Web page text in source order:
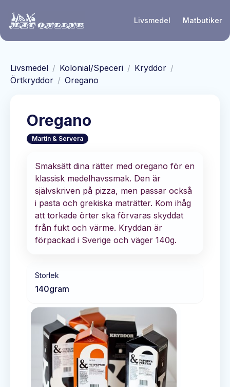
Livsmedel Matbutiker
Livsmedel / Kolonial/Speceri / Kryddor /
Örtkryddor / Oregano
Oregano
Martin & Servera
Smaksätt dina rätter med oregano för en
klassisk medelhavssmak. Den är
självskriven på pizza, men passar också
i pasta och grekiska maträtter. Kom ihåg
att torkade örter ska förvaras skyddat
från fukt och värme. Kryddan är
förpackad i Sverige och väger 140g.
Storlek
140gram